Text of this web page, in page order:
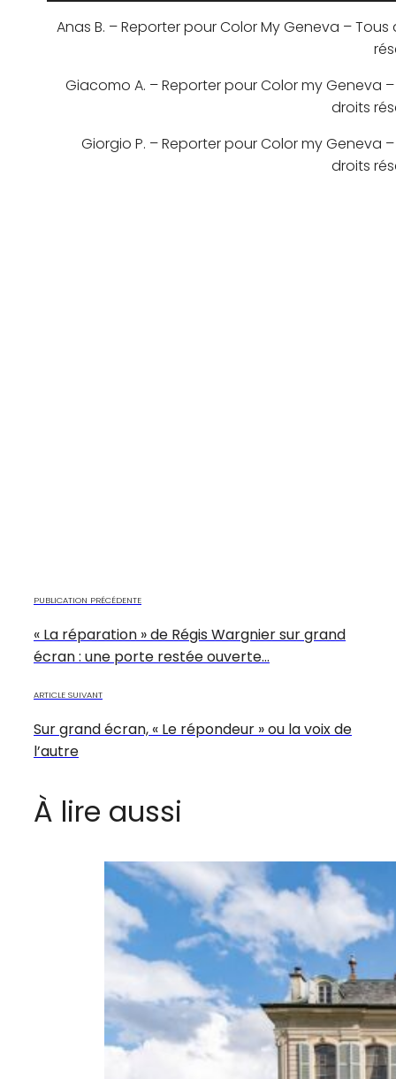
Anas B. – Reporter pour Color My Geneva – Tous
Giacomo A. – Reporter pour Color my Geneva
droits
Giorgio P. – Reporter pour Color my Geneva
droits
PUBLICATION PRÉCÉDENTE
« La réparation » de Régis Wargnier sur grand
écran : une porte restée ouverte…
ARTICLE SUIVANT
Sur grand écran, « Le répondeur » ou la voix de
l’autre
À lire aussi